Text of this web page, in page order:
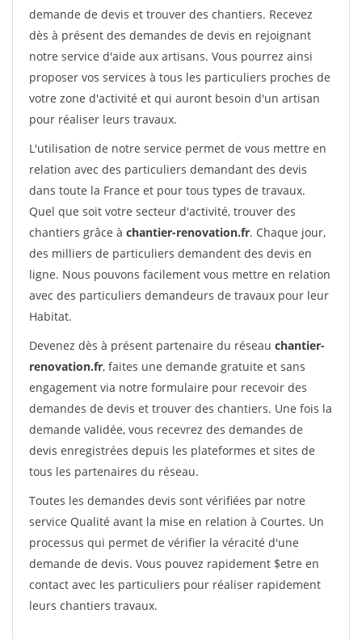
demande de devis et trouver des chantiers. Recevez
dès à présent des demandes de devis en rejoignant
notre service d'aide aux artisans. Vous pourrez ainsi
proposer vos services à tous les particuliers proches de
votre zone d'activité et qui auront besoin d'un artisan
pour réaliser leurs travaux.
L'utilisation de notre service permet de vous mettre en
relation avec des particuliers demandant des devis
dans toute la France et pour tous types de travaux.
Quel que soit votre secteur d'activité, trouver des
chantiers grâce à chantier-renovation.fr. Chaque jour,
des milliers de particuliers demandent des devis en
ligne. Nous pouvons facilement vous mettre en relation
avec des particuliers demandeurs de travaux pour leur
Habitat.
Devenez dès à présent partenaire du réseau chantier-
renovation.fr, faites une demande gratuite et sans
engagement via notre formulaire pour recevoir des
demandes de devis et trouver des chantiers. Une fois la
demande validée, vous recevrez des demandes de
devis enregistrées depuis les plateformes et sites de
tous les partenaires du réseau.
Toutes les demandes devis sont vérifiées par notre
service Qualité avant la mise en relation à Courtes. Un
processus qui permet de vérifier la véracité d'une
demande de devis. Vous pouvez rapidement $etre en
contact avec les particuliers pour réaliser rapidement
leurs chantiers travaux.